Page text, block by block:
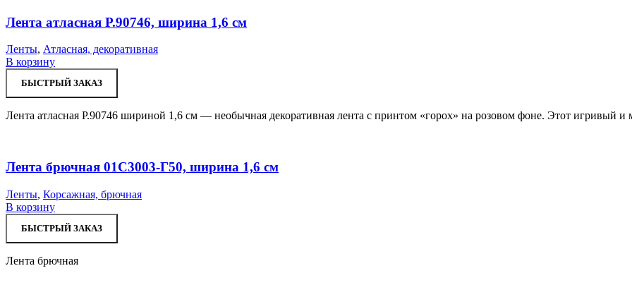
Лента атласная Р.90746, ширина 1,6 см
Ленты, Атласная, декоративная
В корзину
БЫСТРЫЙ ЗАКАЗ
Лента атласная Р.90746 шириной 1,6 см — необычная декоративная лента с принтом «горох» на розовом фоне. Этот игривый и
Лента брючная 01С3003-Г50, ширина 1,6 см
Ленты, Корсажная, брючная
В корзину
БЫСТРЫЙ ЗАКАЗ
Лента брючная